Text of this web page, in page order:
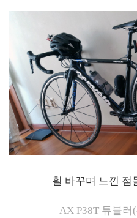
휠 바꾸며 느낀 점
AX P38T 튜블러